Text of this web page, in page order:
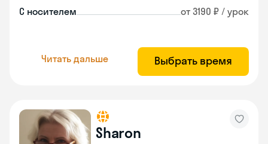
С носителем от 3190 ₽ / урок
Читать дальше Выбрать время
Sharon